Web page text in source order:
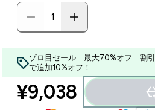
ゾロ目セール｜最大70%オフ｜割
で追加10%オフ！
¥9,038‎